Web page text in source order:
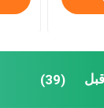
الصلب
(39)